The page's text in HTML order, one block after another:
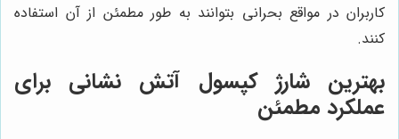
کاربران در مواقع بحرانی بتوانند به طور مطمئن از آن استفاده
کنند.
بهترین شارژ کپسول آتش نشانی برای
عملکرد مطمئن